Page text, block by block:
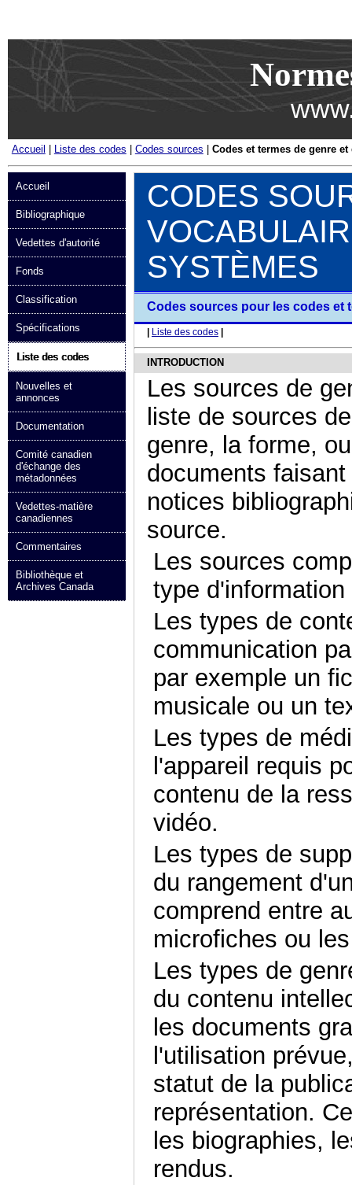
Accueil | Liste des codes | Codes sources | Codes et termes de genre et
Accueil
Bibliographique
Vedettes d'autorité
Fonds
Classification
Spécifications
Liste des codes
Nouvelles et
annonces
Documentation
Comité canadien
d'échange des
métadonnées
Vedettes-matière
canadiennes
Commentaires
Bibliothèque et
Archives Canada
CODES
SYSTÈMES
Codes sources pour les codes et
Liste des codes
INTRODUCTION
Les sources de
liste de sources
genre, la forme,
documents
notices
source.
Les sources
type
Les types de
communication
par exemple un
musicale ou un
Les types de
l'appareil requis
contenu de la
vidéo.
Les types de
du rangement
comprend entre
microfiches ou
Les types de
du contenu
les documents
l'utilisation
statut de la
représentation.
les biographies,
rendus.